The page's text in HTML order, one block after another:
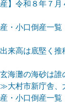
産】令和８年７
産・小口倒産一
来高は底堅く
海灘の海砂は誰
大村市新庁舎、
産・小口倒産一